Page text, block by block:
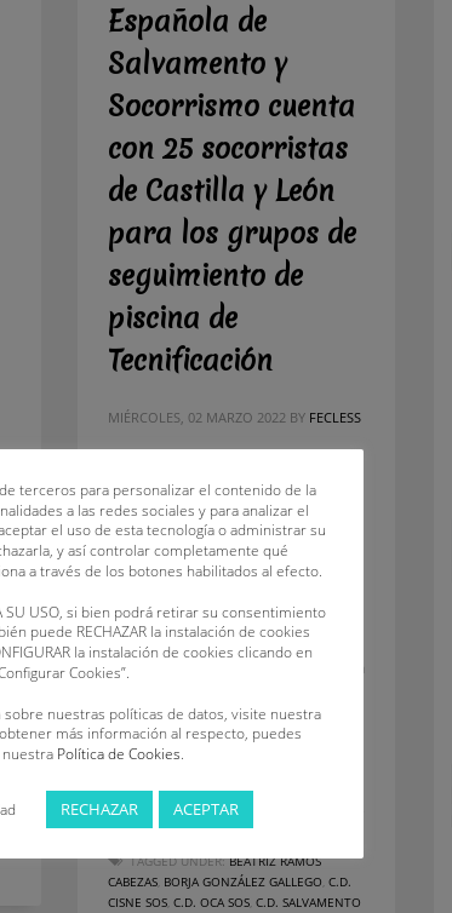
Española de
Salvamento y
Socorrismo cuenta
con 25 socorristas
de Castilla y León
para los grupos de
seguimiento de
piscina de
Tecnificación
MIÉRCOLES, 02 MARZO 2022 BY FECLESS
identificación de los jóvenes
talentos deportivos y valorar
aquellos factores que pueden
Real Federación Española de
Salvamento y Socorrismo cuenta
con 25 socorristas, pertenecientes a
socorrismo de Castilla y León, para
formar parte de la lista de
TAGGED UNDER: BEATRIZ RAMOS
CABEZAS, BORJA GONZÁLEZ GALLEGO, C.D.
CISNE SOS, C.D. OCA SOS, C.D. SALVAMENTO
terceros para personalizar el contenido de la
a las redes sociales y para analizar el
el uso de esta tecnología o administrar su
y así controlar completamente qué
a través de los botones habilitados al efecto.
SU USO, si bien podrá retirar su consentimiento
puede RECHAZAR la instalación de cookies
la instalación de cookies clicando en
Cookies”.
nuestras políticas de datos, visite nuestra
más información al respecto, puedes
Política de Cookies.
RECHAZAR ACEPTAR